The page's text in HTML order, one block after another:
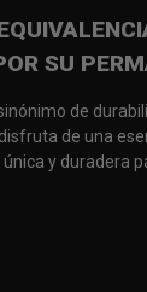
SU
de
de una
y duradera